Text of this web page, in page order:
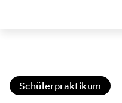
Schülerpraktikum